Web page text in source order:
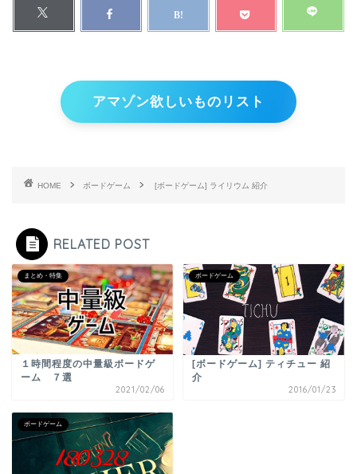
アマゾン欲しいものリスト
HOME ボードゲーム [ボードゲーム] ライリウム 紹介
RELATED POST
まとめ・特集
１時間程度の中量級ボードゲ
ーム ７選
2021/02/06
ボードゲーム
[ボードゲーム] ティチュー 紹
介
2016/01/23
ボードゲーム